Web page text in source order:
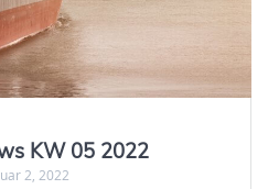
KW 05 2022
2, 2022